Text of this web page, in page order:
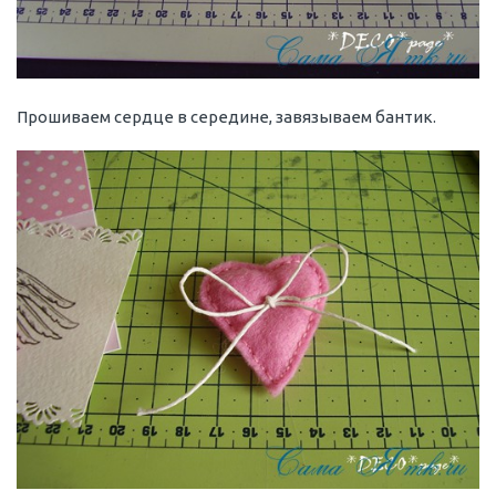
Прошиваем сердце в середине, завязываем бантик.